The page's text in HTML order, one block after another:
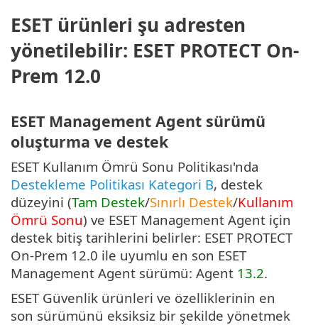
ESET ürünleri şu adresten
yönetilebilir: ESET PROTECT On-
Prem 12.0
ESET Management Agent sürümü
oluşturma ve destek
ESET Kullanım Ömrü Sonu Politikası'nda
Destekleme Politikası Kategori B, destek
düzeyini (Tam Destek/Sınırlı Destek/Kullanım
Ömrü Sonu) ve ESET Management Agent için
destek bitiş tarihlerini belirler: ESET PROTECT
On-Prem 12.0 ile uyumlu en son ESET
Management Agent sürümü: Agent 13.2.
ESET Güvenlik ürünleri ve özelliklerinin en
son sürümünü eksiksiz bir şekilde yönetmek